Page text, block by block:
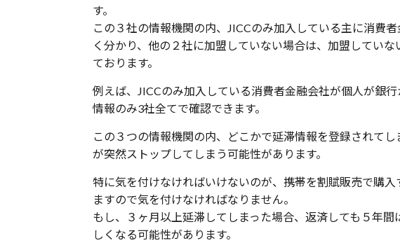
す。
この３社の情報機関の内、
JICCのみ加入している主に消費
く分かり、他の２社に加盟していない場合は、加盟していな
ております。
例えば、 JICCのみ加入している消費者金融会社が個人が銀
情報のみ3社全てで確認できます。
この３つの情報機関の内、どこかで延滞情報を登録されて
が突然ストップしてしまう可能性があります。
特に気を付けなければいけないのが、携帯を割賦販売で購
ますので気を付けなければなりません。
もし、３ヶ月以上延滞してしまった場合、返済しても５年
しくなる可能性があります。